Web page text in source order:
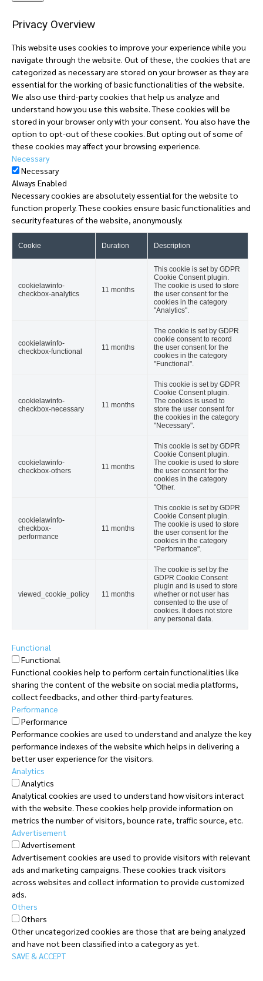
Privacy Overview
This website uses cookies to improve your experience while you
navigate through the website. Out of these, the cookies that are
categorized as necessary are stored on your browser as they are
essential for the working of basic functionalities of the website.
We also use third-party cookies that help us analyze and
understand how you use this website. These cookies will be
stored in your browser only with your consent. You also have the
option to opt-out of these cookies. But opting out of some of
these cookies may affect your browsing experience.
Necessary
Necessary
Always Enabled
Necessary cookies are absolutely essential for the website to
function properly. These cookies ensure basic functionalities and
security features of the website, anonymously.
Cookie Duration Description
cookielawinfo-
checkbox-analytics
11 months
This cookie is set by GDPR
Cookie Consent plugin.
The cookie is used to store
the user consent for the
cookies in the category
"Analytics".
cookielawinfo-
checkbox-functional
11 months
The cookie is set by GDPR
cookie consent to record
the user consent for the
cookies in the category
"Functional".
cookielawinfo-
checkbox-necessary
11 months
This cookie is set by GDPR
Cookie Consent plugin.
The cookies is used to
store the user consent for
the cookies in the category
"Necessary".
cookielawinfo-
checkbox-others
11 months
This cookie is set by GDPR
Cookie Consent plugin.
The cookie is used to store
the user consent for the
cookies in the category
"Other.
cookielawinfo-
checkbox-
performance
11 months
This cookie is set by GDPR
Cookie Consent plugin.
The cookie is used to store
the user consent for the
cookies in the category
"Performance".
viewed_cookie_policy 11 months
The cookie is set by the
GDPR Cookie Consent
plugin and is used to store
whether or not user has
consented to the use of
cookies. It does not store
any personal data.
Functional
Functional
Functional cookies help to perform certain functionalities like
sharing the content of the website on social media platforms,
collect feedbacks, and other third-party features.
Performance
Performance
Performance cookies are used to understand and analyze the key
performance indexes of the website which helps in delivering a
better user experience for the visitors.
Analytics
Analytics
Analytical cookies are used to understand how visitors interact
with the website. These cookies help provide information on
metrics the number of visitors, bounce rate, traffic source, etc.
Advertisement
Advertisement
Advertisement cookies are used to provide visitors with relevant
ads and marketing campaigns. These cookies track visitors
across websites and collect information to provide customized
ads.
Others
Others
Other uncategorized cookies are those that are being analyzed
and have not been classified into a category as yet.
SAVE & ACCEPT